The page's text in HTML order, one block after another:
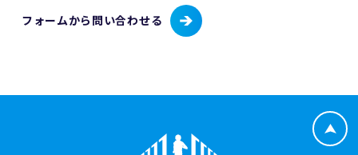
・東京マラソン等にご応募いただく場合
・東京マラソン等を通じて寄付をしていただく場合
ルアドレス、国籍、パスポート番号（海外エントリーの場
係、日本陸上競技連盟（JAAF）への登録の有無、JAAF ID
等）、応募者のレース種目情報（応募者の障害（視覚障害、
フォームから問い合わせる